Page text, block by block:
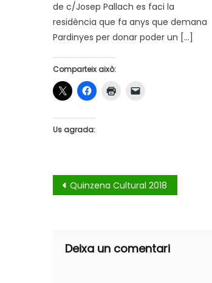
de c/Josep Pallach es faci la
residència que fa anys que demana
Pardinyes per donar poder un […]
Comparteix això:
Us agrada:
Navegació
Quinzena Cultural 2018
Deixa un comentari